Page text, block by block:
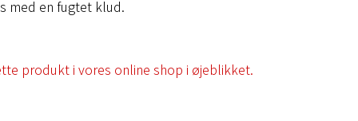
med en fugtet klud.
produkt i vores online shop i øjeblikket.